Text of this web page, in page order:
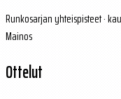
Runkosarjan yhteispisteet ·
Mainos
Ottelut